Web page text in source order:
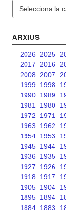
Categories
ARXIUS
2026 2025
2017
2016
2008
2007
1999
1998
1990
1989
1981
1980
1972
1971
1963
1962
1954
1953
1945
1944
1936
1935
1927
1926
1918
1917
1905
1904
1895
1894
1884
1883